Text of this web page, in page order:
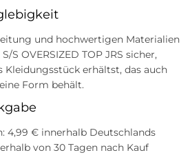
und hochwertigen Materialien
S OVERSIZED TOP JRS sicher,
Kleidungsstück erhältst, das auch
Form behält.
4,99 € innerhalb Deutschlands
von 30 Tagen nach Kauf